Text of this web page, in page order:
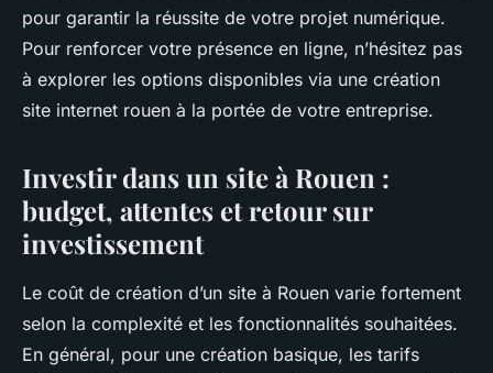
pour garantir la réussite de votre projet numérique.
Pour renforcer votre présence en ligne, n’hésitez pas
à explorer les options disponibles via une création
site internet rouen à la portée de votre entreprise.
Investir dans un site à Rouen :
budget, attentes et retour sur
investissement
Le coût de création d’un site à Rouen varie fortement
selon la complexité et les fonctionnalités souhaitées.
En général, pour une création basique, les tarifs